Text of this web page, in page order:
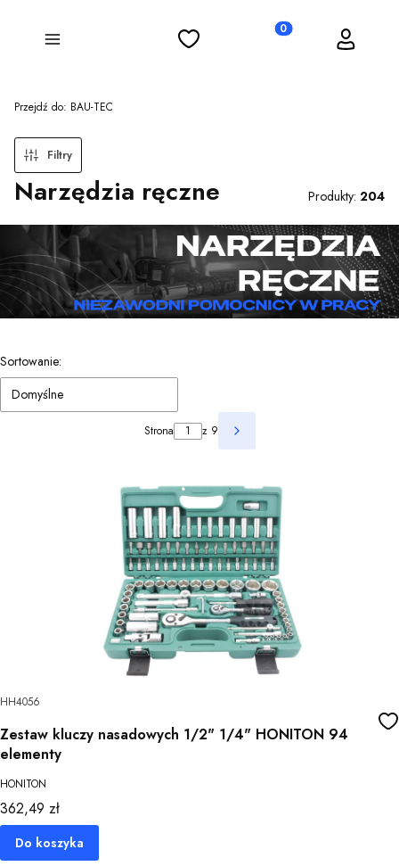
Menu Ulubione Produkty w koszyku:
Koszyk Zaloguj się
Przejdź do: BAU-TEC
Filtry
Narzędzia ręczne Produkty: 204
Lista produktów
Sortowanie:
Domyślne
Strona z 9 Następne produkty
HH4056
Zestaw kluczy nasadowych 1/2" 1/4" HONITON 94
elementy
HONITON
Cena
362,49 zł
Do koszyka